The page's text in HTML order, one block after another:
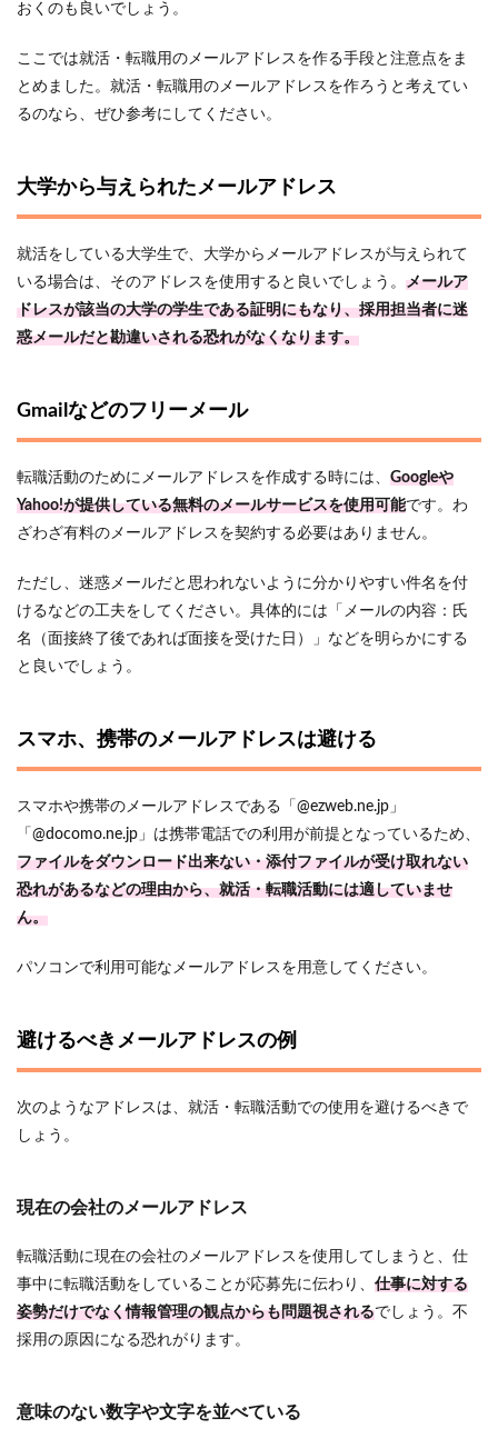
おくのも良いでしょう。
ここでは就活・転職用のメールアドレスを作る手段と注意点をま
とめました。就活・転職用のメールアドレスを作ろうと考えてい
るのなら、ぜひ参考にしてください。
大学から与えられたメールアドレス
就活をしている大学生で、大学からメールアドレスが与えられて
いる場合は、そのアドレスを使用すると良いでしょう。 メールア
ドレスが該当の大学の学生である証明にもなり、採用担当者に迷
惑メールだと勘違いされる恐れがなくなります。
Gmailなどのフリーメール
転職活動のためにメールアドレスを作成する時には、 Googleや
Yahoo!が提供している無料のメールサービスを使用可能です。わ
ざわざ有料のメールアドレスを契約する必要はありません。
ただし、迷惑メールだと思われないように分かりやすい件名を付
けるなどの工夫をしてください。具体的には「メールの内容：氏
名（面接終了後であれば面接を受けた日）」などを明らかにする
と良いでしょう。
スマホ、携帯のメールアドレスは避ける
スマホや携帯のメールアドレスである「@ezweb.ne.jp」
「@docomo.ne.jp」は携帯電話での利用が前提となっているため、
ファイルをダウンロード出来ない・添付ファイルが受け取れない
恐れがあるなどの理由から、就活・転職活動には適していませ
ん。
パソコンで利用可能なメールアドレスを用意してください。
避けるべきメールアドレスの例
次のようなアドレスは、就活・転職活動での使用を避けるべきで
しょう。
現在の会社のメールアドレス
転職活動に現在の会社のメールアドレスを使用してしまうと、仕
事中に転職活動をしていることが応募先に伝わり、 仕事に対する
姿勢だけでなく情報管理の観点からも問題視されるでしょう。不
採用の原因になる恐れがります。
意味のない数字や文字を並べている